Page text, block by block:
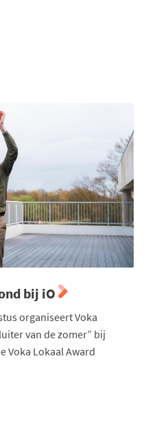
bij iO
organiseert Voka
van de zomer” bij
Voka Lokaal Award